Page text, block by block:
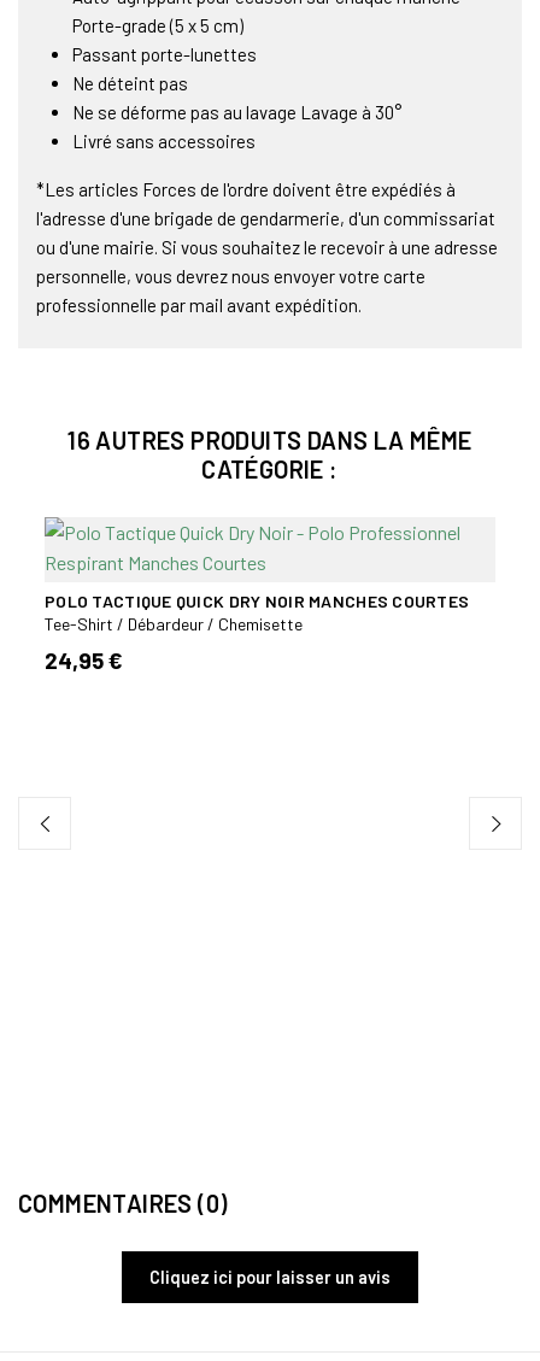
Porte-grade (5 x 5 cm)
Passant porte-lunettes
Ne déteint pas
Ne se déforme pas au lavage Lavage à 30°
Livré sans accessoires
*Les articles Forces de l'ordre doivent être expédiés à
l'adresse d'une brigade de gendarmerie, d'un commissariat
ou d'une mairie. Si vous souhaitez le recevoir à une adresse
personnelle, vous devrez nous envoyer votre carte
professionnelle par mail avant expédition.
16 AUTRES PRODUITS DANS LA MÊME
CATÉGORIE :
POLO TACTIQUE QUICK DRY NOIR MANCHES COURTES
Tee-Shirt / Débardeur / Chemisette
24,95 €
COMMENTAIRES (0)
Cliquez ici pour laisser un avis